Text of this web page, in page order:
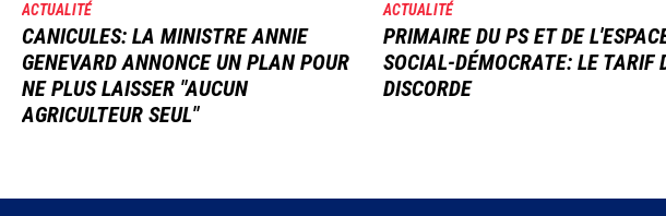
ACTUALITÉ
CANICULES: LA MINISTRE ANNIE
GENEVARD ANNONCE UN PLAN POUR
NE PLUS LAISSER "AUCUN
AGRICULTEUR SEUL"
ACTUALITÉ
PRIMAIRE DU PS ET DE
SOCIAL-DÉMOCRATE: LE TARIF
DISCORDE